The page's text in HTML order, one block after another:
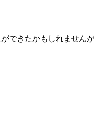
できたかもしれませんが